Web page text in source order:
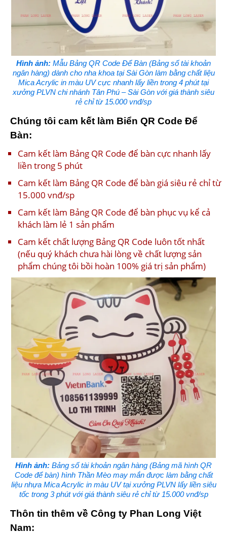
Hình ảnh: Mẫu Bảng QR Code Để Bàn (Bảng số tài khoản
ngân hàng) dành cho nha khoa tại Sài Gòn làm bằng chất liệu
Mica Acrylic in màu UV cực nhanh lấy liền trong 4 phút tại
xưởng PLVN chi nhánh Tân Phú – Sài Gòn với giá thành siêu
rẻ chỉ từ 15.000 vnđ/sp
Chúng tôi cam kết làm Biển QR Code Để
Bàn:
Cam kết làm Bảng QR Code để bàn cực nhanh lấy
liền trong 5 phút
Cam kết làm Bảng QR Code để bàn giá siêu rẻ chỉ từ
15.000 vnđ/sp
Cam kết làm Bảng QR Code để bàn phục vụ kể cả
khách làm lẻ 1 sản phẩm
Cam kết chất lượng Bảng QR Code luôn tốt nhất
(nếu quý khách chưa hài lòng về chất lượng sản
phẩm chúng tôi bồi hoàn 100% giá trị sản phẩm)
Hình ảnh: Bảng số tài khoản ngân hàng (Bảng mã hình QR
Code để bàn) hình Thần Mèo may mắn được làm bằng chất
liệu nhựa Mica Acrylic in màu UV tại xưởng PLVN lấy liền siêu
tốc trong 3 phút với giá thành siêu rẻ chỉ từ 15.000 vnđ/sp
Thôn tin thêm về Công ty Phan Long Việt
Nam: